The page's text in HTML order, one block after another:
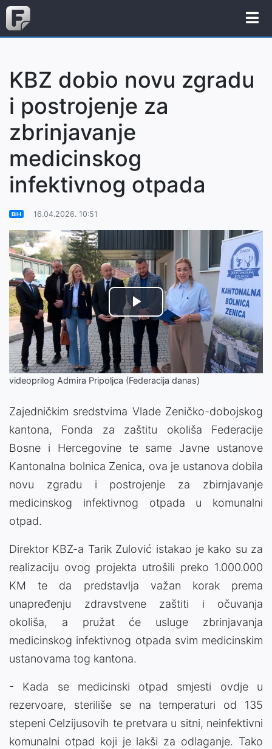
KBZ dobio novu zgradu
i postrojenje za
zbrinjavanje
medicinskog
infektivnog otpada
BiH 16.04.2026. 10:51
Play
Video
videoprilog Admira Pripoljca (Federacija danas)
Zajedničkim sredstvima Vlade Zeničko-dobojskog
kantona, Fonda za zaštitu okoliša Federacije
Bosne i Hercegovine te same Javne ustanove
Kantonalna bolnica Zenica, ova je ustanova dobila
novu zgradu i postrojenje za zbirnjavanje
medicinskog infektivnog otpada u komunalni
otpad.
Direktor KBZ-a Tarik Zulović istakao je kako su za
realizaciju ovog projekta utrošili preko 1.000.000
KM te da predstavlja važan korak prema
unapređenju zdravstvene zaštiti i očuvanja
okoliša, a pružat će usluge zbrinjavanja
medicinskog infektivnog otpada svim medicinskim
ustanovama tog kantona.
- Kada se medicinski otpad smjesti ovdje u
rezervoare, steriliše se na temperaturi od 135
stepeni Celzijusovih te pretvara u sitni, neinfektivni
komunalni otpad koji je lakši za odlaganje. Tako